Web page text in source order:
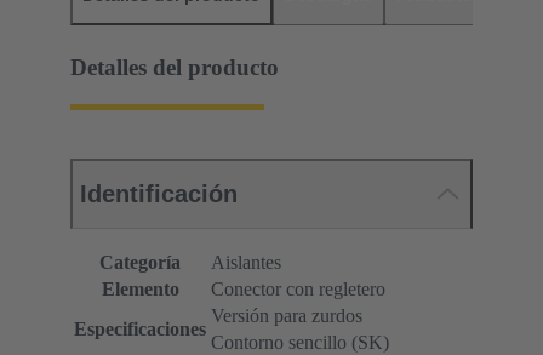
Detalles del producto
Identificación
Categoría
Aislantes
Elemento
Conector con regletero
Especificaciones
Versión para zurdos
Contorno sencillo (SK)